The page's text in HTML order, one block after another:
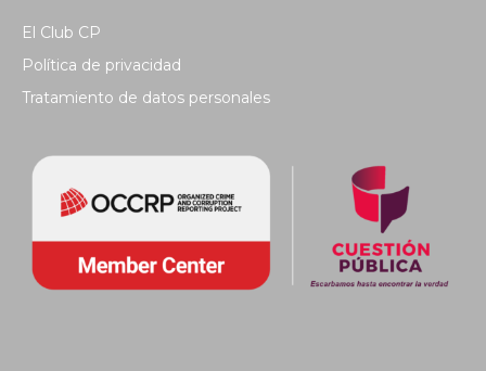
El Club CP
Política de privacidad
Tratamiento de datos personales